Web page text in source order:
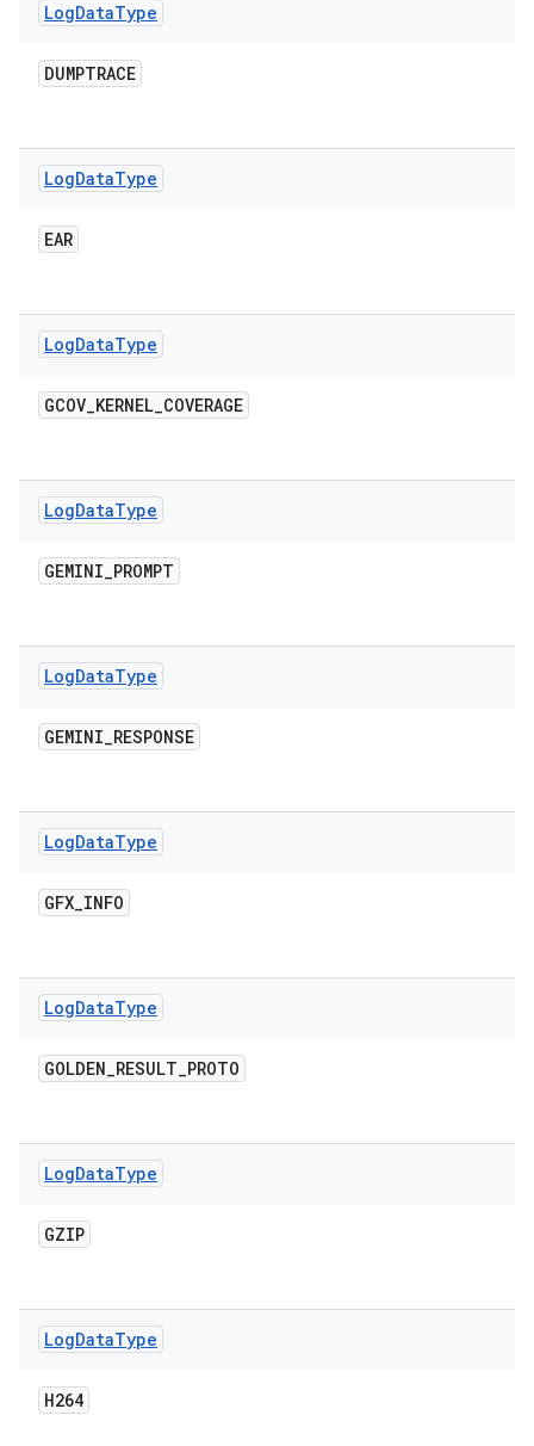
LogDataType
DUMPTRACE
LogDataType
EAR
LogDataType
GCOV_KERNEL_COVERAGE
LogDataType
GEMINI_PROMPT
LogDataType
GEMINI_RESPONSE
LogDataType
GFX_INFO
LogDataType
GOLDEN_RESULT_PROTO
LogDataType
GZIP
LogDataType
H264